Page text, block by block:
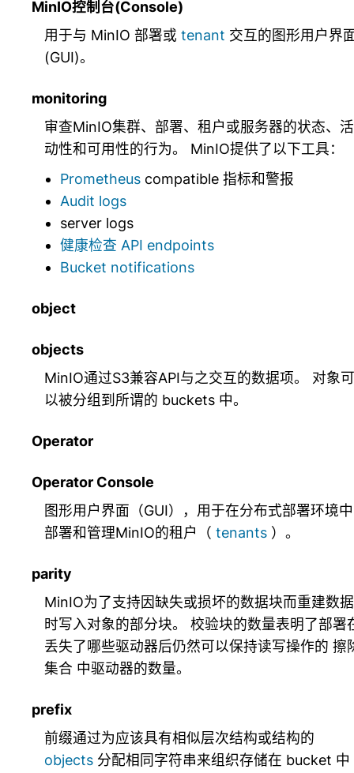
MinIO控制台(Console)
用于与 MinIO 部署或 tenant 交互的图形用户界
(GUI)。
monitoring
审查MinIO集群、部署、租户或服务器的状态、活
动性和可用性的行为。 MinIO提供了以下工具：
Prometheus compatible 指标和警报
Audit logs
server logs
健康检查 API endpoints
Bucket notifications
object
objects
MinIO通过S3兼容API与之交互的数据项。 对象可
以被分组到所谓的 buckets 中。
Operator
Operator Console
图形用户界面（GUI），用于在分布式部署环境中
部署和管理MinIO的租户（ tenants ）。
parity
MinIO为了支持因缺失或损坏的数据块而重建数据
时写入对象的部分块。 校验块的数量表明了部署
丢失了哪些驱动器后仍然可以保持读写操作的 擦
集合 中驱动器的数量。
prefix
前缀通过为应该具有相似层次结构或结构的
objects 分配相同字符串来组织存储在 bucket 中